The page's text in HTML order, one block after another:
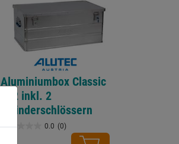
Aluminiumbox Classic
142 inkl. 2
Zylinderschlössern
0.0 (0)